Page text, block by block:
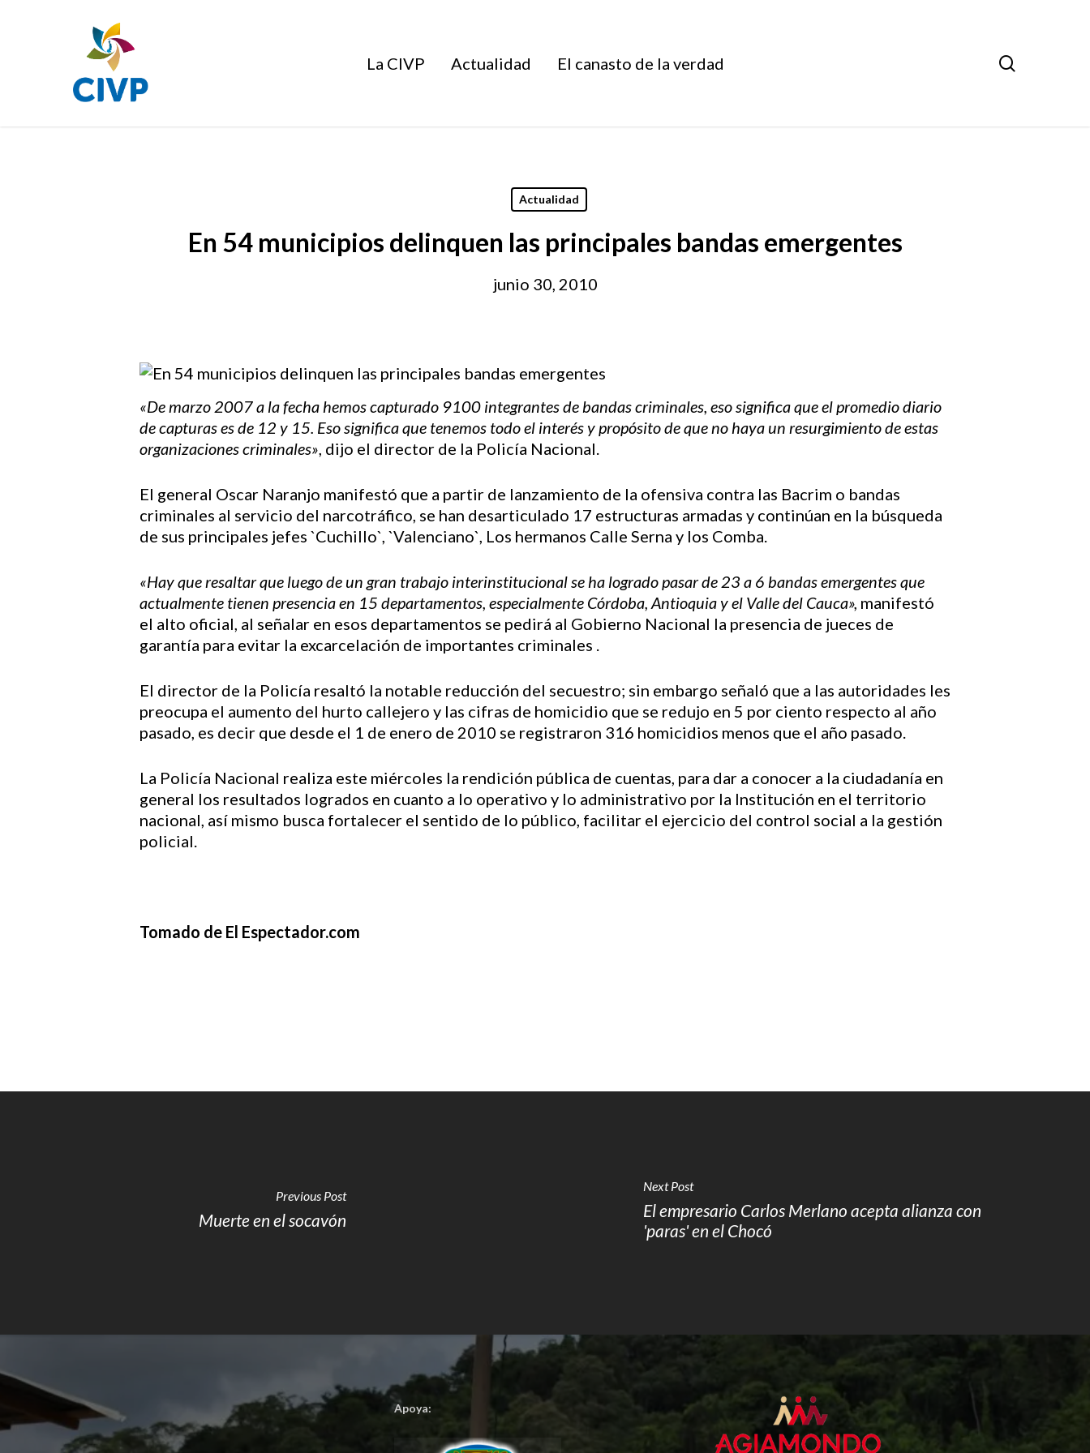
Hit enter to search or ESC to close
La CIVP Actualidad El canasto de la verdad
Actualidad
En 54 municipios delinquen las principales bandas emergentes
junio 30, 2010
«De marzo 2007 a la fecha hemos capturado 9100 integrantes de bandas criminales, eso significa que el promedio diario
de capturas es de 12 y 15. Eso significa que tenemos todo el interés y propósito de que no haya un resurgimiento de estas
organizaciones criminales», dijo el director de la Policía Nacional.
El general Oscar Naranjo manifestó que a partir de lanzamiento de la ofensiva contra las Bacrim o bandas
criminales al servicio del narcotráfico, se han desarticulado 17 estructuras armadas y continúan en la búsqueda
de sus principales jefes `Cuchillo`, `Valenciano`, Los hermanos Calle Serna y los Comba.
«Hay que resaltar que luego de un gran trabajo interinstitucional se ha logrado pasar de 23 a 6 bandas emergentes que
actualmente tienen presencia en 15 departamentos, especialmente Córdoba, Antioquia y el Valle del Cauca», manifestó
el alto oficial, al señalar en esos departamentos se pedirá al Gobierno Nacional la presencia de jueces de
garantía para evitar la excarcelación de importantes criminales .
El director de la Policía resaltó la notable reducción del secuestro; sin embargo señaló que a las autoridades les
preocupa el aumento del hurto callejero y las cifras de homicidio que se redujo en 5 por ciento respecto al año
pasado, es decir que desde el 1 de enero de 2010 se registraron 316 homicidios menos que el año pasado.
La Policía Nacional realiza este miércoles la rendición pública de cuentas, para dar a conocer a la ciudadanía en
general los resultados logrados en cuanto a lo operativo y lo administrativo por la Institución en el territorio
nacional, así mismo busca fortalecer el sentido de lo público, facilitar el ejercicio del control social a la gestión
policial.
Tomado de El Espectador.com
Previous Post
Muerte en el socavón
Next Post
El empresario Carlos Merlano acepta alianza con
'paras' en el Chocó
Apoya: